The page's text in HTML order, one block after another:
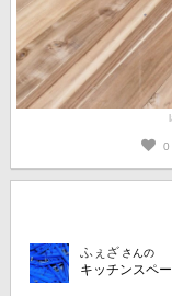
0
ふぇざ さんの
キッチンスペ